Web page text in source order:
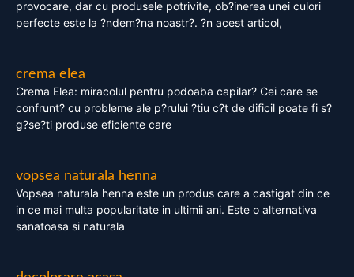
provocare, dar cu produsele potrivite, ob?inerea unei culori
perfecte este la ?ndem?na noastr?. ?n acest articol,
crema elea
Crema Elea: miracolul pentru podoaba capilar? Cei care se
confrunt? cu probleme ale p?rului ?tiu c?t de dificil poate fi s?
g?se?ti produse eficiente care
vopsea naturala henna
Vopsea naturala henna este un produs care a castigat din ce
in ce mai multa popularitate in ultimii ani. Este o alternativa
sanatoasa si naturala